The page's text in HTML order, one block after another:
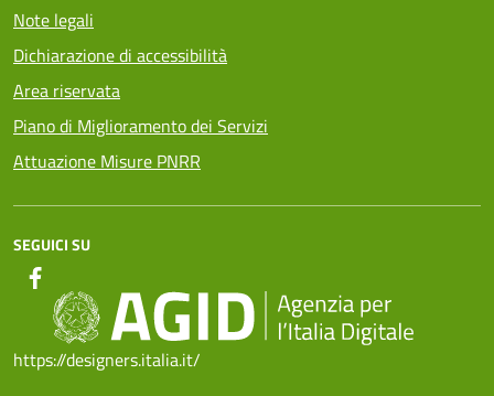
Note legali
Dichiarazione di accessibilità
Area riservata
Piano di Miglioramento dei Servizi
Attuazione Misure PNRR
SEGUICI SU
https://designers.italia.it/